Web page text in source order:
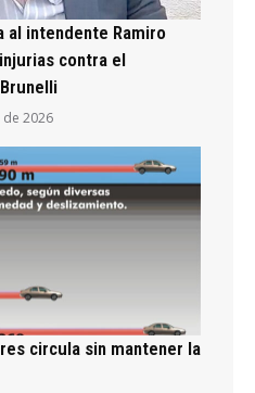
al intendente Ramiro
contra el
2026
circula sin mantener la